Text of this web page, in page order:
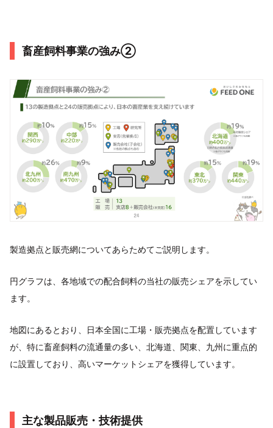
畜産飼料事業の強み②
製造拠点と販売網についてあらためてご説明します。
円グラフは、各地域での配合飼料の当社の販売シェアを示してい
ます。
地図にあるとおり、日本全国に工場・販売拠点を配置しています
が、特に畜産飼料の流通量の多い、北海道、関東、九州に重点的
に設置しており、高いマーケットシェアを獲得しています。
主な製品販売・技術提供